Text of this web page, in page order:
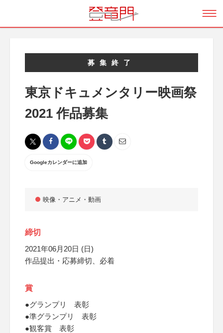
募集終了
東京ドキュメンタリー映画祭
2021 作品募集
Googleカレンダーに追加
映像・アニメ・動画
締切
2021年06月20日 (日)
作品提出・応募締切、必着
賞
●グランプリ 表彰
●準グランプリ 表彰
●観客賞 表彰